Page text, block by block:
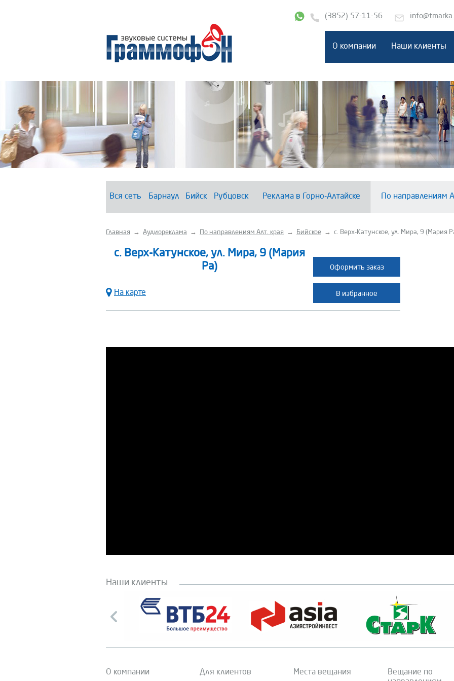
(3852) 57-11-56
О компании Наши клиенты
Вся сеть Барнаул Бийск Рубцовск Реклама в Горно-Алтайске По направлениям
Главная → Аудиореклама → По направлениям Алт. края → Бийское → с. Верх-Катунское, ул. Мира, 9 (Мария
с. Верх-Катунское, ул. Мира, 9 (Мария
Ра)
На карте
Оформить заказ
В избранное
Наши клиенты
О компании Для клиентов Места вещания
Вещание по